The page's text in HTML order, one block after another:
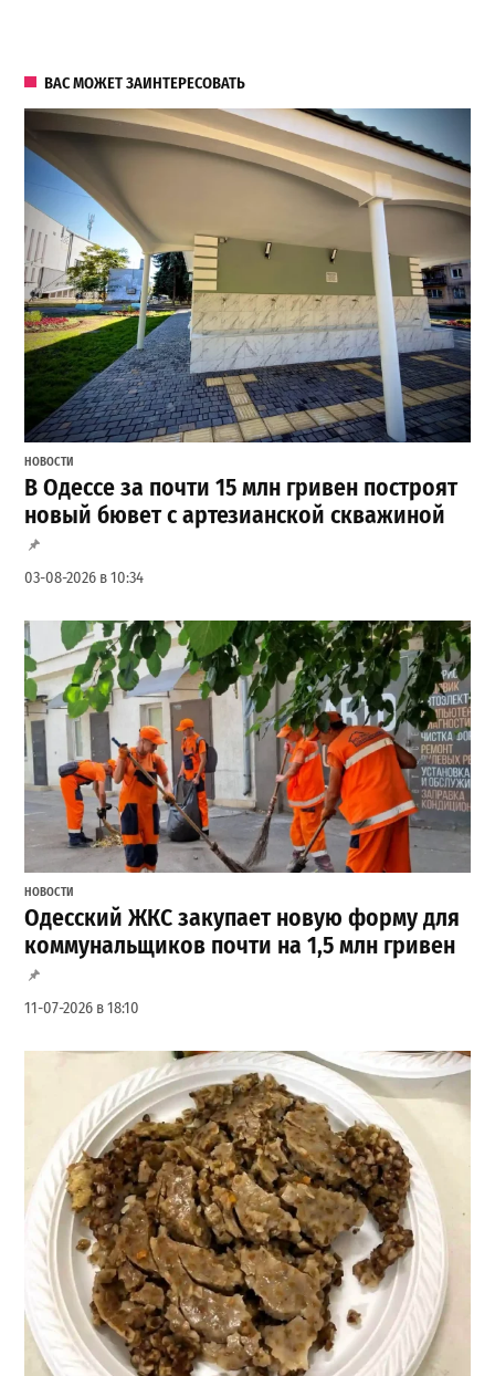
ВАС МОЖЕТ ЗАИНТЕРЕСОВАТЬ
НОВОСТИ
В Одессе за почти 15 млн гривен построят
новый бювет с артезианской скважиной
03-08-2026 в 10:34
НОВОСТИ
Одесский ЖКС закупает новую форму для
коммунальщиков почти на 1,5 млн гривен
11-07-2026 в 18:10